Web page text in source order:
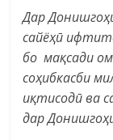
Дар
сайёҳӣ
бо мақсади
соҳибкасби
иқтисодӣ ва
дар